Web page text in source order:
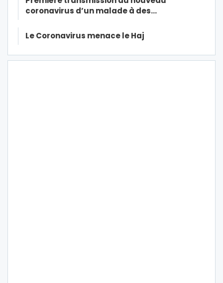
coronavirus d’un malade à des…
Le Coronavirus menace le Haj